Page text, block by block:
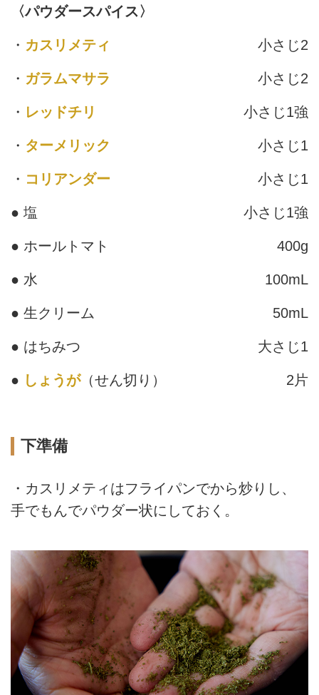
〈パウダースパイス〉
・ カスリメティ 小さじ2
・ ガラムマサラ 小さじ2
・ レッドチリ 小さじ1強
・ ターメリック 小さじ1
・ コリアンダー 小さじ1
● 塩 小さじ1強
● ホールトマト 400g
● 水 100mL
● 生クリーム 50mL
● はちみつ 大さじ1
● しょうが（せん切り） 2片
下準備
・カスリメティはフライパンでから炒りし、
手でもんでパウダー状にしておく。